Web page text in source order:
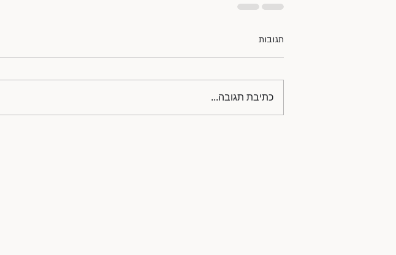
תגובות
כתיבת תגובה...